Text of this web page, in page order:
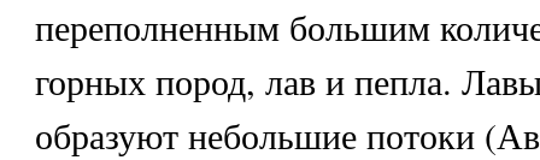
переполненным большим
горных пород, лав и пепла.
образуют небольшие потоки